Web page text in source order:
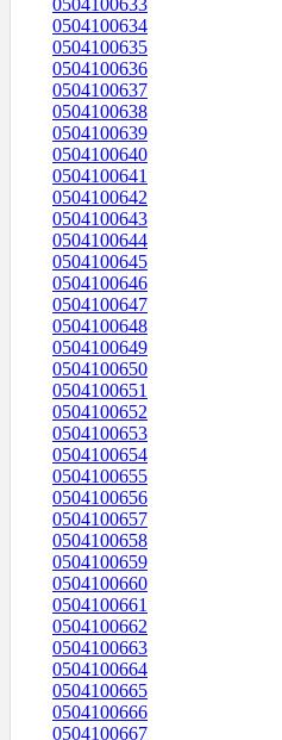
0504100633
0504100634
0504100635
0504100636
0504100637
0504100638
0504100639
0504100640
0504100641
0504100642
0504100643
0504100644
0504100645
0504100646
0504100647
0504100648
0504100649
0504100650
0504100651
0504100652
0504100653
0504100654
0504100655
0504100656
0504100657
0504100658
0504100659
0504100660
0504100661
0504100662
0504100663
0504100664
0504100665
0504100666
0504100667